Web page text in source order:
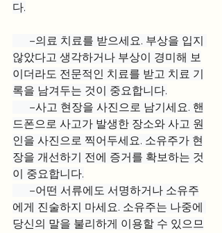
다.
–의료 치료를 받으세요. 부상을 입지
않았다고 생각하거나 부상이 경미해 보
이더라도 전문적인 치료를 받고 치료 기
록을 남겨두는 것이 중요합니다.
–사고 현장을 사진으로 남기세요. 핸
드폰으로 사고가 발생한 장소와 사고 원
인을 사진으로 찍어두세요. 소유주가 현
장을 개선하기 전에 증거를 확보하는 것
이 중요합니다.
–어떤 서류에도 서명하거나 소유주
에게 진술하지 마세요. 소유주는 나중에
당신의 말을 불리하게 이용할 수 있으므